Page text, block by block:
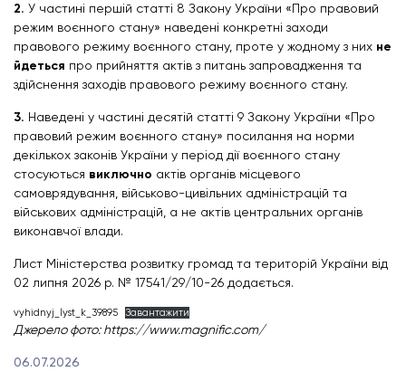
2. У частині першій статті 8 Закону України «Про правовий
режим воєнного стану» наведені конкретні заходи
правового режиму воєнного стану, проте у жодному з них не
йдеться про прийняття актів з питань запровадження та
здійснення заходів правового режиму воєнного стану.
3. Наведені у частині десятій статті 9 Закону України «Про
правовий режим воєнного стану» посилання на норми
декількох законів України у період дії воєнного стану
стосуються виключно актів органів місцевого
самоврядування, військово-цивільних адміністрацій та
військових адміністрацій, а не актів центральних органів
виконавчої влади.
Лист Міністерства розвитку громад та територій України від
02 липня 2026 р. № 17541/29/10-26 додається.
vyhidnyj_lyst_k_39895 Завантажити
Джерело фото:https://www.magnific.com/
06.07.2026